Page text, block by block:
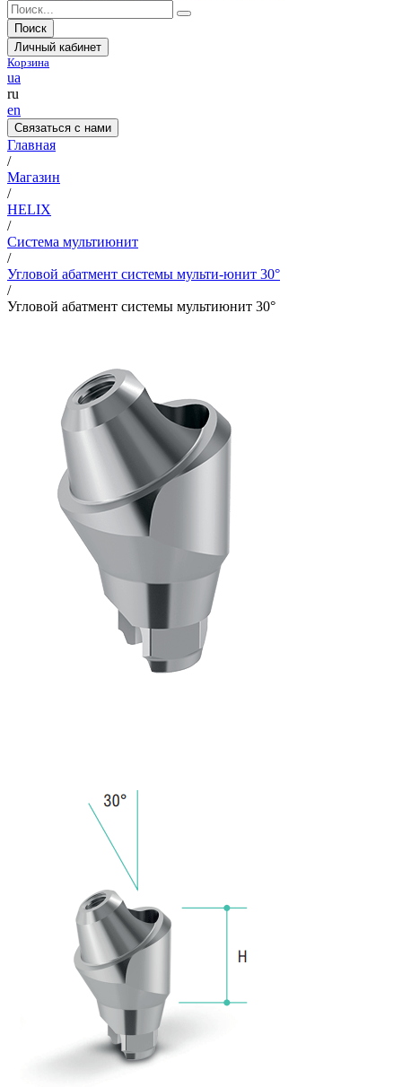
Поиск
Личный кабинет
Корзина
ua
ru
en
Связаться с нами
Главная
/
Магазин
/
HELIX
/
Система мультиюнит
/
Угловой абатмент системы мульти-юнит 30°
/
Угловой абатмент системы мультиюнит 30°